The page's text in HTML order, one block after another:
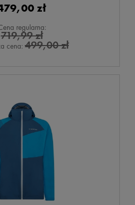
zł
regularna:
719,99 zł
cena: 499,00 zł